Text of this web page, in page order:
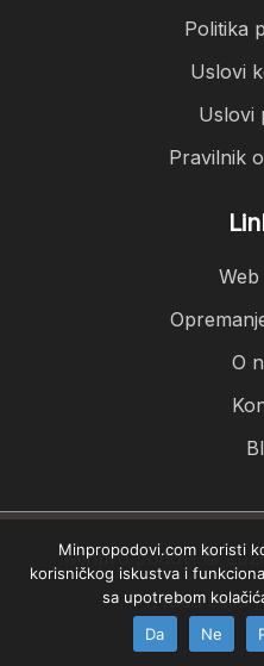
Politika
Uslovi
Uslovi
Pravilnik
O
Minpro podovi ©
Izrada sajta
Minpropodovi.com koristi
korisničkog iskustva i
sa upotrebom
Da
Ne